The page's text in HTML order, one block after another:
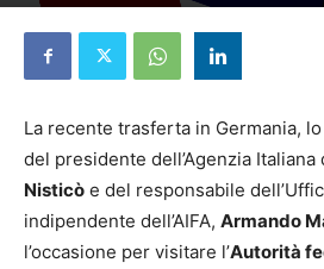
28 Gennaio 2025
La recente trasferta in Germania,
del presidente dell’Agenzia Italiana
Nisticò e del responsabile
indipendente dell’AIFA, Armando
l’occasione per visitare l’Autorità